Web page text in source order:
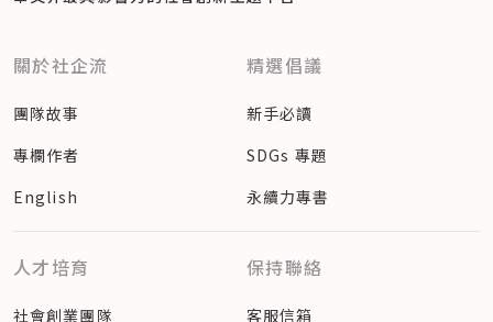
關於社企流
團隊故事
專欄作者
English
精選倡議
新手必讀
SDGs 專題
永續力專書
人才培育
社會創業團隊
保持聯絡
客服信箱